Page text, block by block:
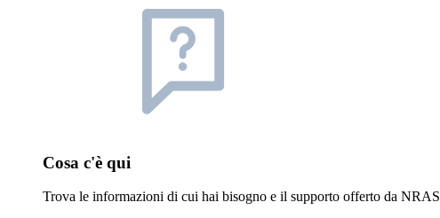
Cosa c'è qui
Trova le informazioni di cui hai bisogno e il supporto offerto da NRAS